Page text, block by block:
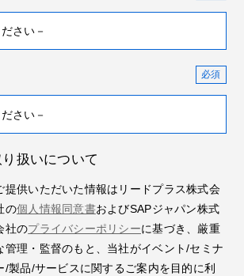
扱いについて
提供いただいた情報はリードプラス株式会
の個人情報同意書およびSAPジャパン株式
社のプライバシーポリシーに基づき、厳重
管理・監督のもと、当社がイベント/セミナ
/製品/サービスに関するご案内を目的に利